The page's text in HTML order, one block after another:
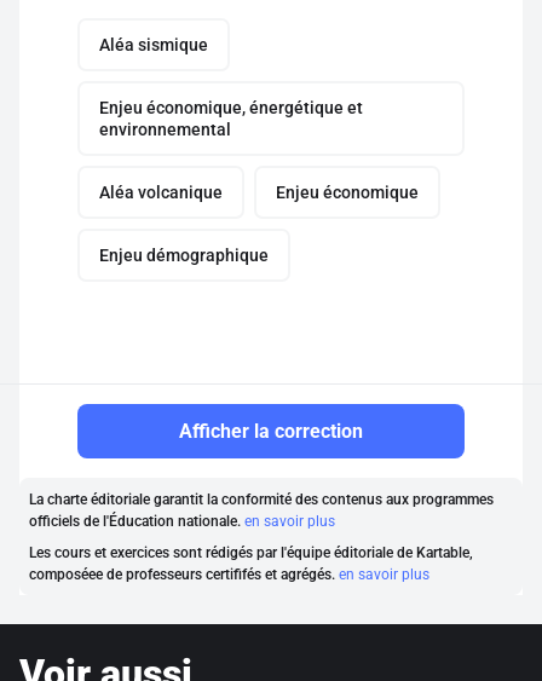
Aléa sismique
Enjeu économique, énergétique et
environnemental
Aléa volcanique Enjeu économique
Enjeu démographique
Afficher la correction
La charte éditoriale garantit la conformité des contenus aux programmes
officiels de l'Éducation nationale. en savoir plus
Les cours et exercices sont rédigés par l'équipe éditoriale de Kartable,
composéee de professeurs certififés et agrégés. en savoir plus